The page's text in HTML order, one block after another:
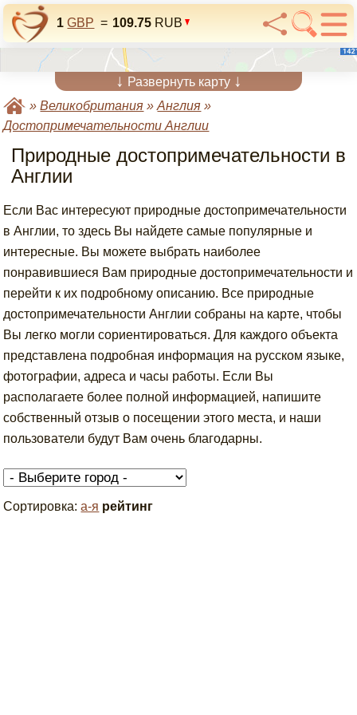
1 GBP = 109.75 RUB
↓ Развернуть карту ↓
»Великобритания »Англия »
Достопримечательности Англии
Природные достопримечательности в
Англии
Если Вас интересуют природные достопримечательности
в Англии, то здесь Вы найдете самые популярные и
интересные. Вы можете выбрать наиболее
понравившиеся Вам природные достопримечательности и
перейти к их подробному описанию. Все природные
достопримечательности Англии собраны на карте, чтобы
Вы легко могли сориентироваться. Для каждого объекта
представлена подробная информация на русском языке,
фотографии, адреса и часы работы. Если Вы
располагаете более полной информацией, напишите
собственный отзыв о посещении этого места, и наши
пользователи будут Вам очень благодарны.
Сортировка:а-я рейтинг